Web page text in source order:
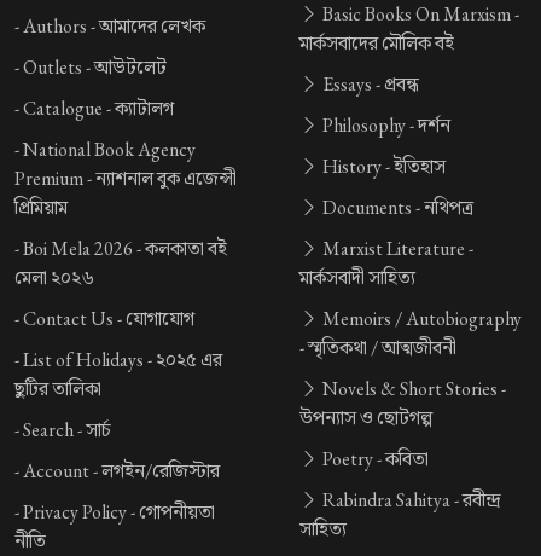
-Authors -আমাদের লেখক
-Outlets -আউটলেট
-Catalogue -ক্যাটালগ
-National Book Agency
Premium -ন্যাশনাল বুক এজেন্সী
প্রিমিয়াম
-Boi Mela 2026 -কলকাতা বই
মেলা ২০২৬
-Contact Us -যোগাযোগ
-List of Holidays -২০২৫ এর
ছুটির তালিকা
-Search -সার্চ
-Account -লগইন/রেজিস্টার
-Privacy Policy -গোপনীয়তা
নীতি
Basic Books On Marxism -
মার্কসবাদের মৌলিক বই
Essays -প্রবন্ধ
Philosophy -দর্শন
History -ইতিহাস
Documents -নথিপত্র
Marxist Literature -
মার্কসবাদী সাহিত্য
Memoirs / Autobiography
-স্মৃতিকথা / আত্মজীবনী
Novels & Short Stories -
উপন্যাস ও ছোটগল্প
Poetry -কবিতা
Rabindra Sahitya -রবীন্দ্র
সাহিত্য